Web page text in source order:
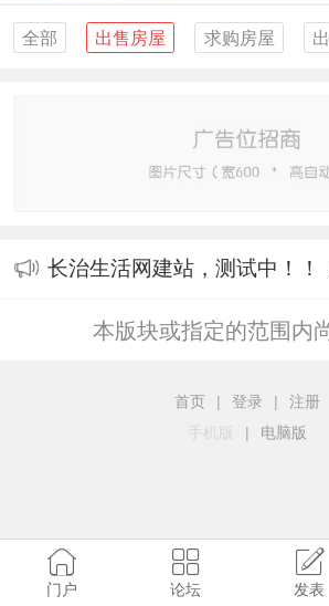
全部 出售房屋 求购房屋
长治生活网建站，测试中！！
本版块或指定的范围内
首页 | 登录 |
注册
手机版
| 电脑版
门户 论坛 发表